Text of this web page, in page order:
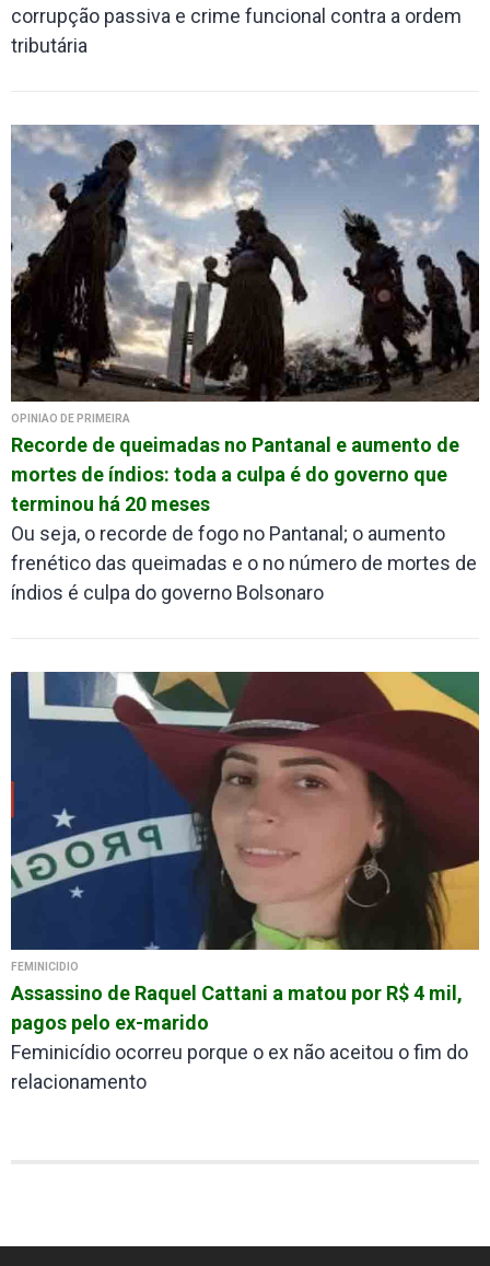
corrupção passiva e crime funcional contra a ordem
tributária
OPINIÃO DE PRIMEIRA
Recorde de queimadas no Pantanal e aumento de
mortes de índios: toda a culpa é do governo que
terminou há 20 meses
Ou seja, o recorde de fogo no Pantanal; o aumento
frenético das queimadas e o no número de mortes de
índios é culpa do governo Bolsonaro
FEMINICÍDIO
Assassino de Raquel Cattani a matou por R$ 4 mil,
pagos pelo ex-marido
Feminicídio ocorreu porque o ex não aceitou o fim do
relacionamento